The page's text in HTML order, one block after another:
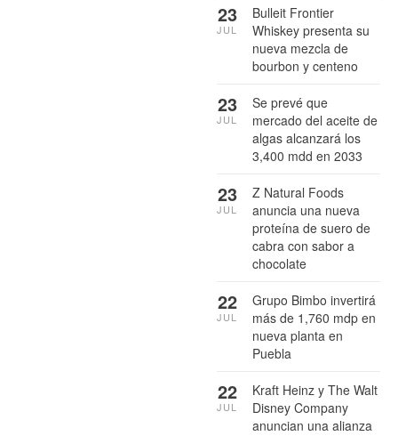
Bulleit Frontier
Whiskey presenta su
nueva mezcla de
bourbon y centeno
23
JUL
Se prevé que
mercado del aceite de
algas alcanzará los
3,400 mdd en 2033
23
JUL
Z Natural Foods
anuncia una nueva
proteína de suero de
cabra con sabor a
chocolate
23
JUL
Grupo Bimbo invertirá
más de 1,760 mdp en
nueva planta en
Puebla
22
JUL
Kraft Heinz y The Walt
Disney Company
anuncian una alianza
22
JUL